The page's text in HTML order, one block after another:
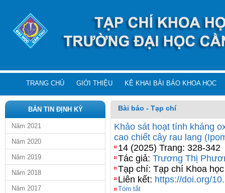
TRANG CHỦ GIỚI THIỆU KÊ KHAI BÀI BÁO KHOA HỌC
BẢN TIN ĐỊNH KỲ
Năm 2021
Năm 2020
Năm 2019
Năm 2018
Năm 2017
Bài báo - Tạp chí
Khảo sát hoạt tính kháng
cao chiết cây rau lang
14 (2025) Trang: 328-342
Tác giả: Trương Thị
Tạp chí: Tạp chí Khoa
Liên kết: https://doi.org/
Tóm tắt